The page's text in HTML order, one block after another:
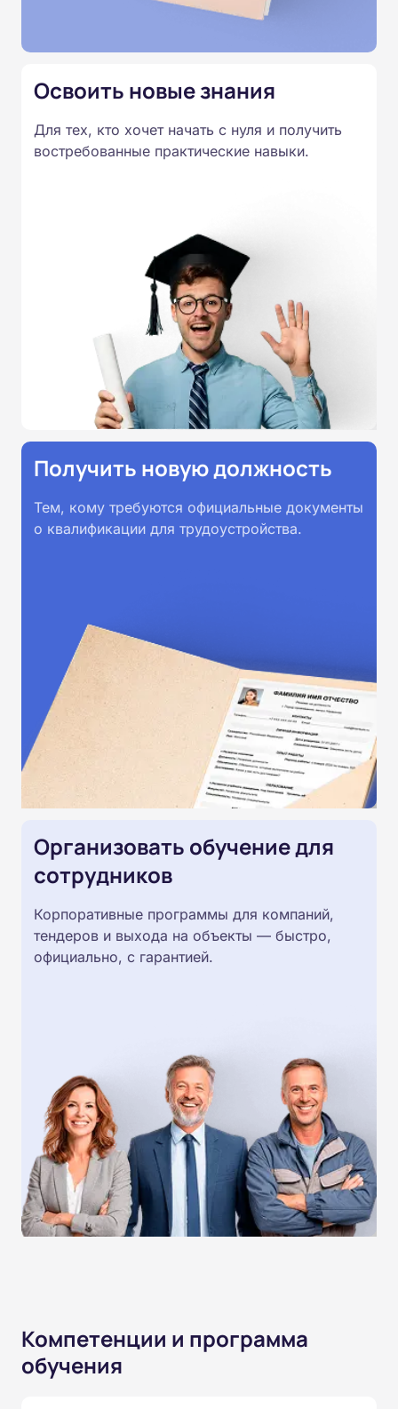
Освоить новые знания
Для тех, кто хочет начать с нуля и получить
востребованные практические навыки.
Получить новую должность
Тем, кому требуются официальные документы
о квалификации для трудоустройства.
Организовать обучение для
сотрудников
Корпоративные программы для компаний,
тендеров и выхода на объекты — быстро,
официально, с гарантией.
Компетенции и программа
обучения